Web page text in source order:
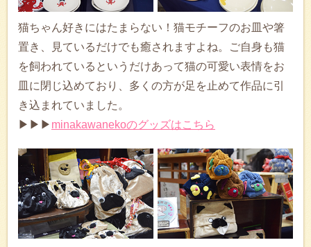
猫ちゃん好きにはたまらない！猫モチーフのお皿や箸
置き、見ているだけでも癒されますよね。ご自身も猫
を飼われているというだけあって猫の可愛い表情をお
皿に閉じ込めており、多くの方が足を止めて作品に引
き込まれていました。
▶▶▶ minakawanekoのグッズはこちら